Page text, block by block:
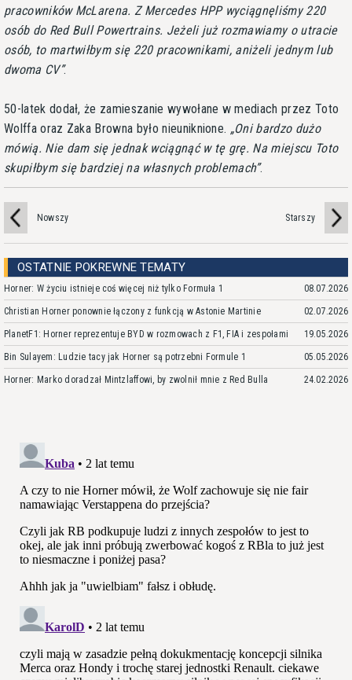
pracowników McLarena. Z Mercedes HPP wyciągnęliśmy 220
osób do Red Bull Powertrains. Jeżeli już rozmawiamy o utracie
osób, to martwiłbym się 220 pracownikami, aniżeli jednym lub
dwoma CV .
50-latek dodał, że zamieszanie wywołane w mediach przez Toto
Wolffa oraz Zaka Browna było nieuniknione.
Oni bardzo dużo
mówią. Nie dam się jednak wciągnąć w tę grę. Na miejscu Toto
skupiłbym się bardziej na własnych problemach .
Nowszy Starszy
OSTATNIE POKREWNE TEMATY
Horner: W życiu istnieje coś więcej niż tylko Formuła 1 08.07.2026
Christian Horner ponownie łączony z funkcją w Astonie Martinie 02.07.2026
PlanetF1: Horner reprezentuje BYD w rozmowach z F1, FIA i zespołami 19.05.2026
Bin Sulayem: Ludzie tacy jak Horner są potrzebni Formule 1 05.05.2026
Horner: Marko doradzał Mintzlaffowi, by zwolnił mnie z Red Bulla 24.02.2026